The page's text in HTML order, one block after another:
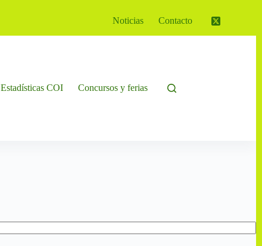
Noticias Contacto
Estadísticas COI Concursos y ferias